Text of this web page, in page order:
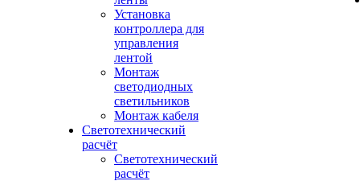
Установка
контроллера для
управления
лентой
Монтаж
светодиодных
светильников
Монтаж кабеля
Светотехнический
расчёт
Светотехнический
расчёт